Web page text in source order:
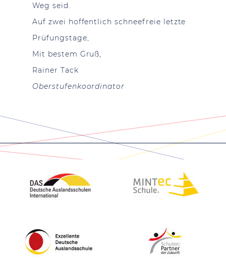
Weg seid.
Auf zwei hoffentlich schneefreie letzte
Prüfungstage,
Mit bestem Gruß,
Rainer Tack
Oberstufenkoordinator